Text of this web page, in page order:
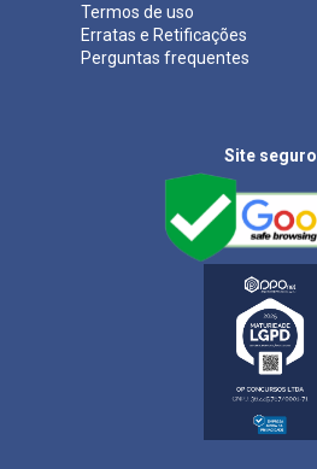
Termos de uso
Erratas e Retificações
Perguntas frequentes
Site seguro